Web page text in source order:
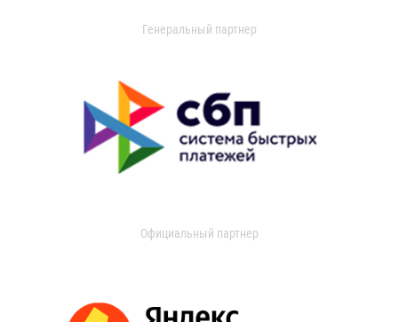
Генеральный партнер
Официальный партнер